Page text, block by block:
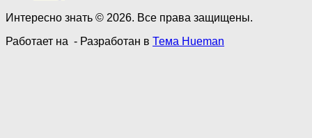
Интересно знать © 2026. Все права защищены.
Работает на - Разработан в Тема Hueman